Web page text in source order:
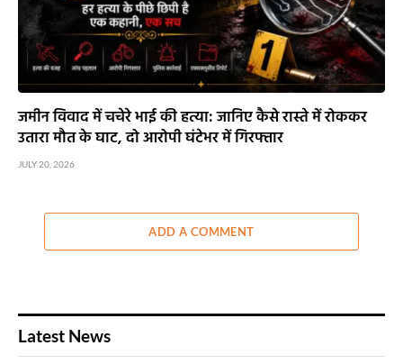
जमीन विवाद में चचेरे भाई की हत्या: जानिए कैसे रास्ते में रोककर
उतारा मौत के घाट, दो आरोपी घंटेभर में गिरफ्तार
JULY 20, 2026
ADD A COMMENT
Latest News